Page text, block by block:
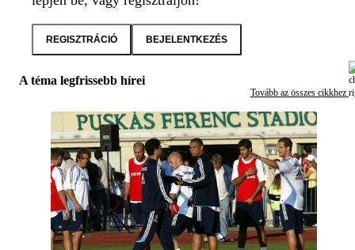
REGISZTRÁCIÓ BEJELENTKEZÉS
A téma legfrissebb hírei
Tovább az összes cikkhez